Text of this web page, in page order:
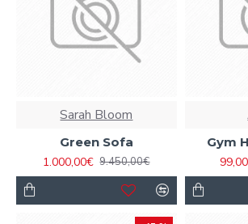
Sarah Bloom
Green Sofa
1.000,00€ 9.450,00€
Gym